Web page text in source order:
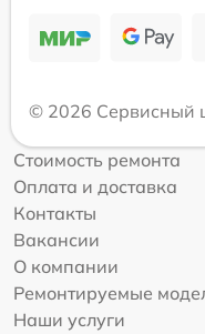
© 2026 Сервисный
Стоимость ремонта
Оплата и доставка
Контакты
Вакансии
О компании
Ремонтируемые
Наши услуги